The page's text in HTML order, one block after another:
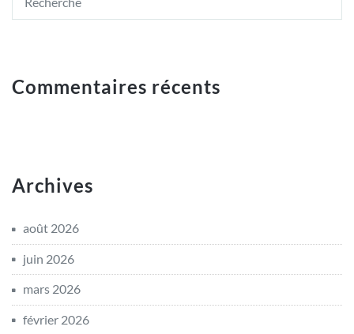
Commentaires récents
Archives
août 2026
juin 2026
mars 2026
février 2026